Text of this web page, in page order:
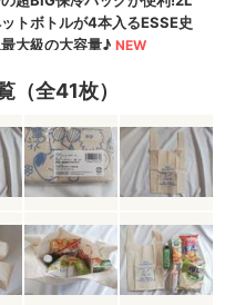
（全41枚）